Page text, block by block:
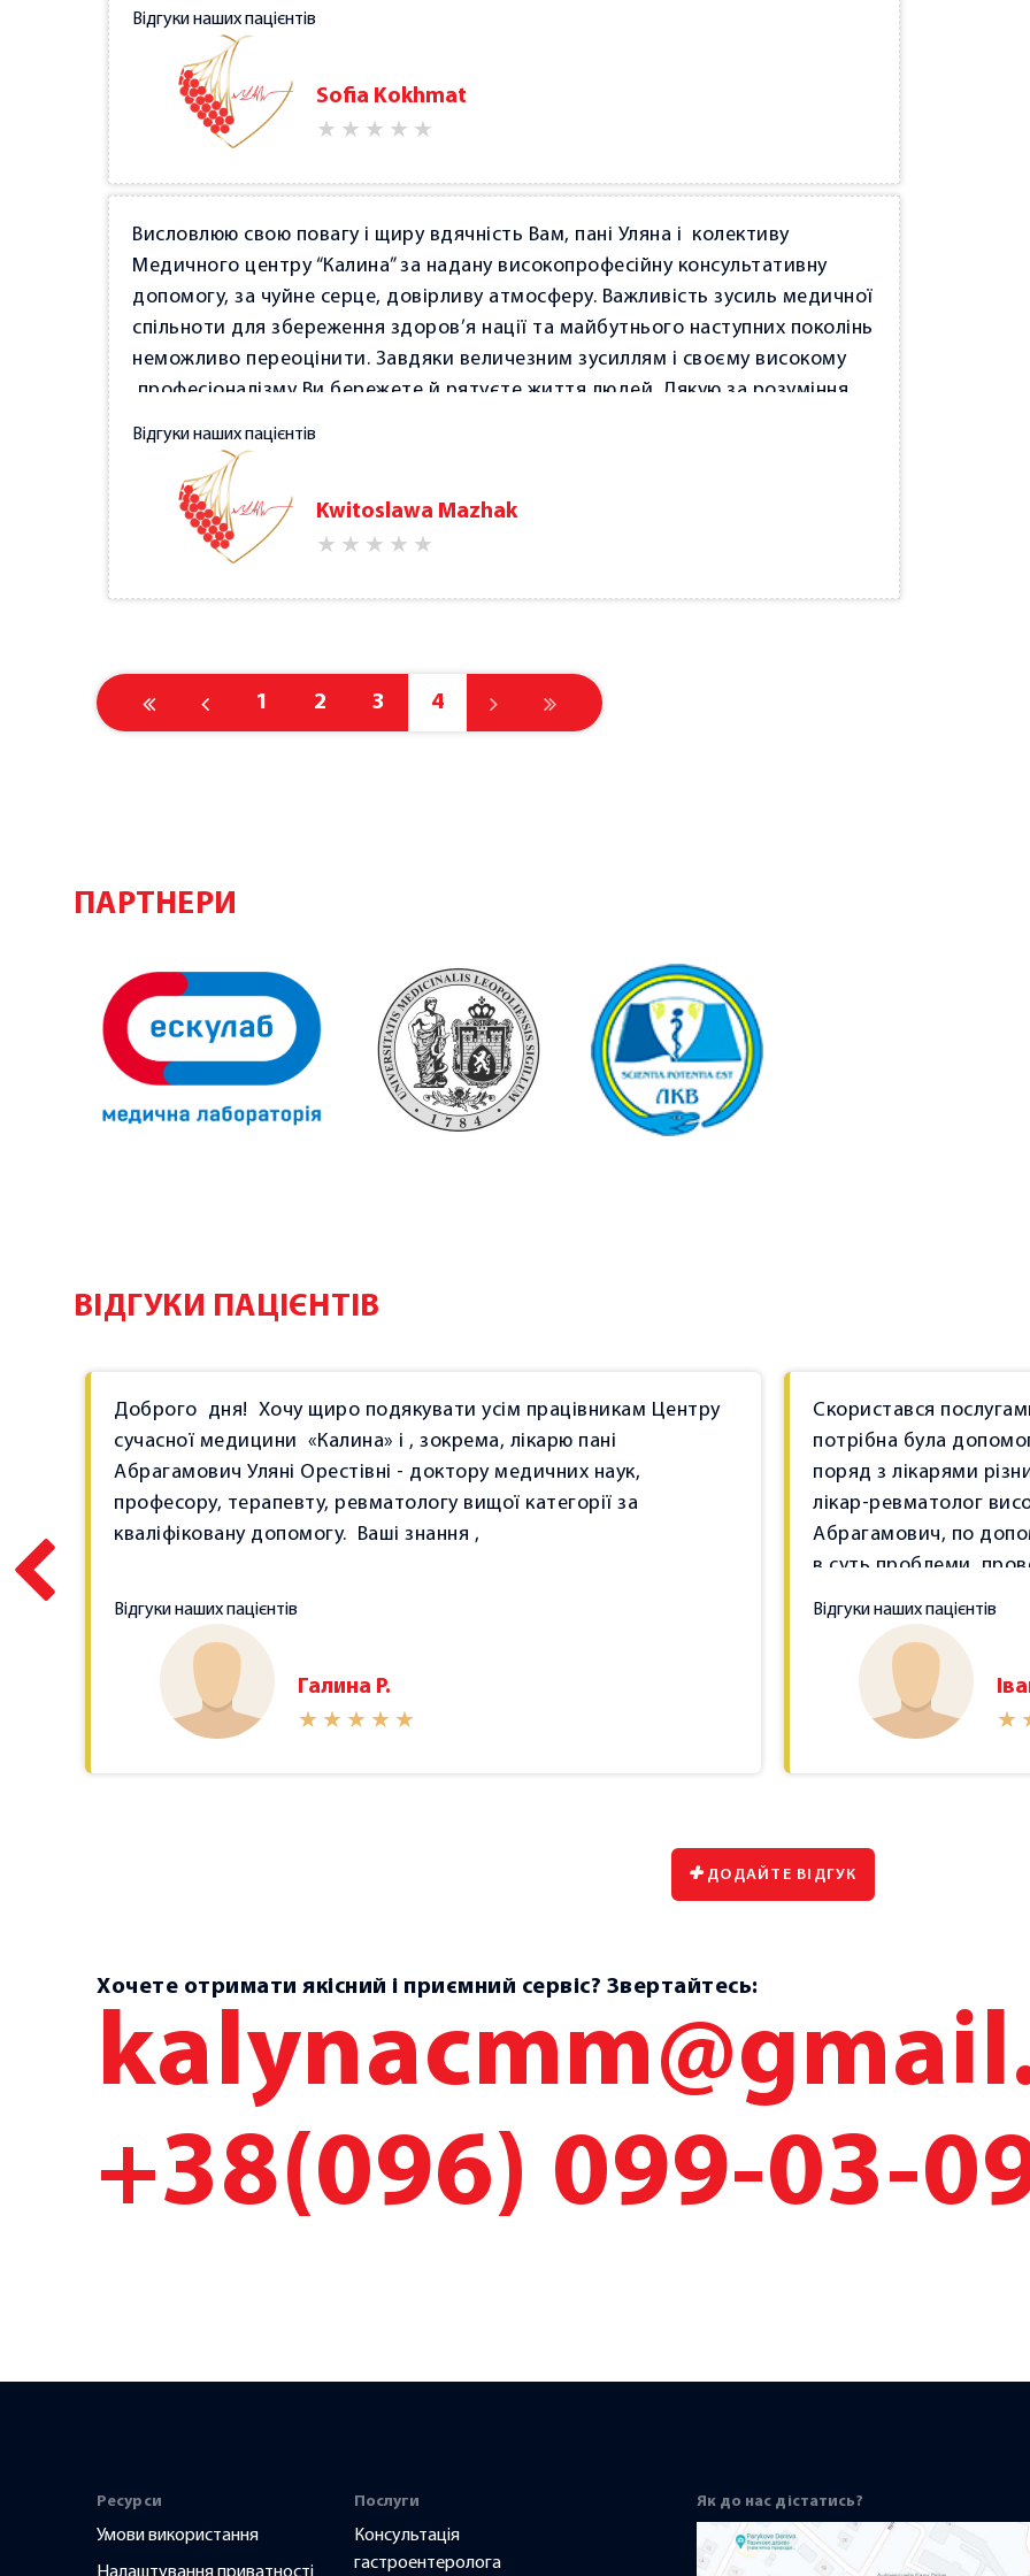
Sofia Kokhmat
Відгуки наших пацієнтів
Висловлюю свою повагу і щиру вдячність Вам, пані Уляна і колективу
Медичного центру “Калина” за надану високопрофесійну консультативну
допомогу, за чуйне серце, довірливу атмосферу. Важливість зусиль медичної
спільноти для збереження здоров’я нації та майбутнього наступних поколінь
неможливо переоцінити. Завдяки величезним зусиллям і своєму високому
професіоналізму Ви бережете й рятуєте життя людей. Дякую за розуміння
труднощів сьогодення, за піклування про медичних працівників, ціную Ваші
зусилля в організації цієї благодійної допомоги, що є виявом гуманізму та
співпереживання. Нехай кожен Ваш день буде наповнений корисними
справами і теплом людських стосунків, а таланти Вашого розуму й душі
стануть підґрунтям нових професійних звершень.
Kwitoslawa Mazhak
Відгуки наших пацієнтів
1 2 3 4
ПАРТНЕРИ
ВІДГУКИ ПАЦІЄНТІВ
Доброго дня! Хочу щиро подякувати усім працівникам Центру
сучасної медицини «Калина» і , зокрема, лікарю пані
Абрагамович Уляні Орестівні - доктору медичних наук,
професору, терапевту, ревматологу вищої категорії за
кваліфіковану допомогу. Ваші знання ,
мого лікування.
Уляна Орестівна-це бездоганний
висококваліфікований фахівець своєї справи! Справжній лікар з
великим і чуйним серцем.
Доброта та розуміння лікаря зробили цей складний період мого
Галина Р.
Відгуки наших пацієнтів
Скористався
потрібна була
поряд з лікарями
лікар-ревматолог
Абрагамович, по
в суть проблеми,
відповідне ефективне
Уляні та всьому
чи іншій мірі були
бажаю гарної та
Пацієнт центру І.
Відгуки наших пацієнтів
ДОДАЙТЕ ВІДГУК
Хочете отримати якісний і приємний сервіс? Звертайтесь:
+38(096) 099-03-
Ресурси
Умови використання
Послуги
Консультація
гастроентеролога
Як до нас дістатись?